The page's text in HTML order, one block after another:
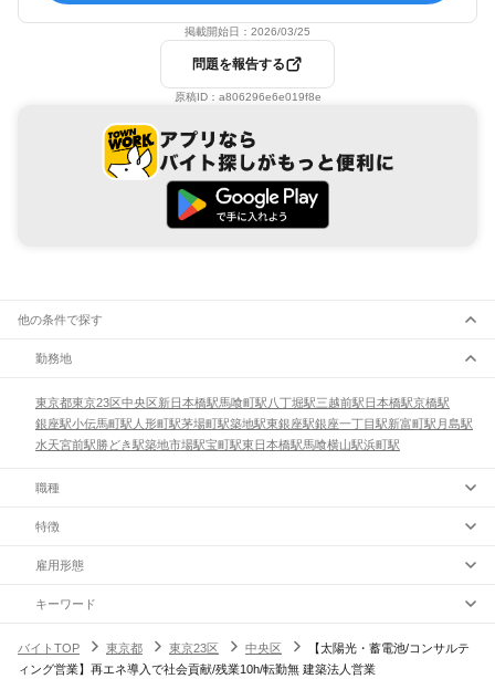
掲載開始日： 2026/03/25
問題を報告する
原稿ID： a806296e6e019f8e
他の条件で探す
勤務地
東京都東京23区中央区新日本橋駅馬喰町駅 八丁堀駅三越前駅 日本橋駅京橋駅
銀座駅小伝馬町駅 人形町駅茅場町駅築地駅東銀座駅銀座一丁目駅新富町駅 月島駅
水天宮前駅勝どき駅築地市場駅宝町駅東日本橋駅馬喰横山駅浜町駅
職種
特徴
雇用形態
キーワード
バイトTOP 東京都 東京23区 中央区
【太陽光・蓄電池/コンサルテ
ィング営業】再エネ導入で社会貢献/残業10h/転勤無 建築法人営業